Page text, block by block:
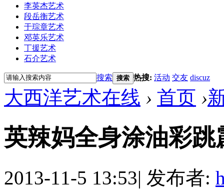
李英杰艺术
段岳衡艺术
于琮章艺术
邓英乐艺术
丁援艺术
石介艺术
搜索 搜索 热搜: 活动 交友 discuz
大西洋艺术在线 › 首页 ›
英辣妈全身涂油彩
2013-11-5 13:53| 发布者: